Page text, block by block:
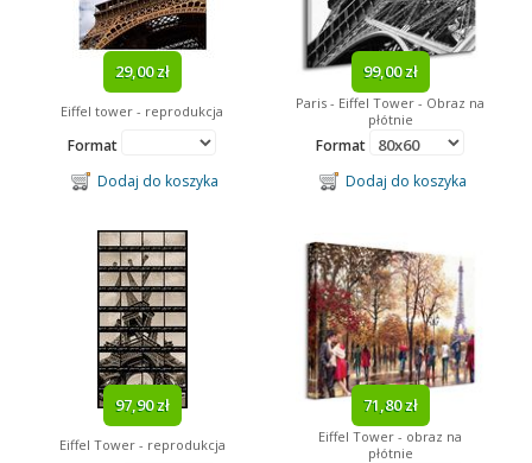
29,00 zł
Eiffel tower - reprodukcja
Format
Dodaj do koszyka
99,00 zł
Paris - Eiffel Tower - Obraz na
płótnie
Format
Dodaj do koszyka
97,90 zł
Eiffel Tower - reprodukcja
71,80 zł
Eiffel Tower - obraz na
płótnie